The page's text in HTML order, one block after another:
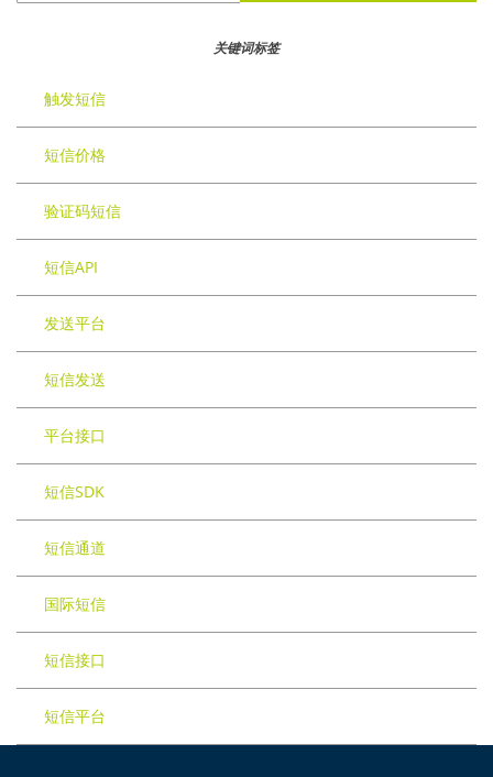
关键词标签
触发短信
短信价格
验证码短信
短信API
发送平台
短信发送
平台接口
短信SDK
短信通道
国际短信
短信接口
短信平台